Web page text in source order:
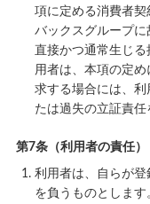
項に定める消費者契
バックスグループ
直接かつ通常生じ
用者は、本項の定
求する場合には、利
たは過失の立証責任
第7条（利用者の責任）
利用者は、自らが
を負うものとします